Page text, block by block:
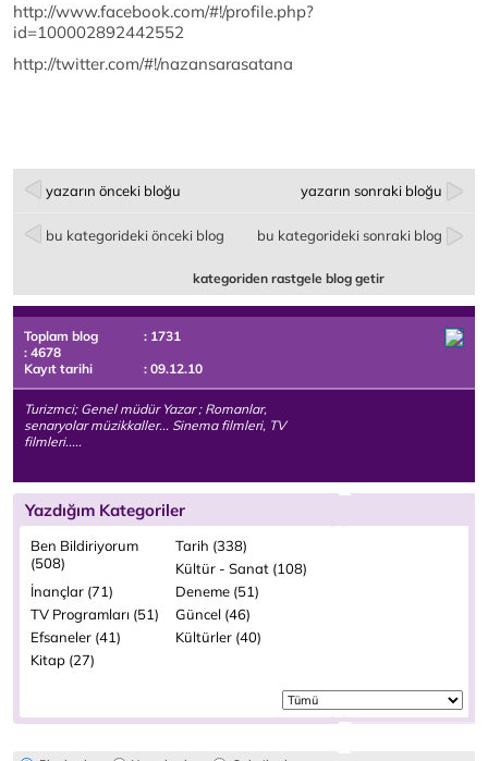
http://www.facebook.com/#!/profile.php?
id=100002892442552
http://twitter.com/#!/nazansarasatana
yazarın önceki bloğu yazarın sonraki bloğu
bu kategorideki önceki blog bu kategorideki sonraki blog
kategoriden rastgele blog getir
Toplam blog
: 1731
: 4678
Kayıt tarihi
: 09.12.10
Turizmci; Genel müdür Yazar ; Romanlar,
senaryolar müzikkaller... Sinema filmleri, TV
filmleri.....
Yazdığım Kategoriler
Ben Bildiriyorum
(508)
Tarih (338)
Kültür - Sanat (108)
İnançlar (71)
Deneme (51)
TV Programları (51)
Güncel (46)
Efsaneler (41)
Kültürler (40)
Kitap (27)